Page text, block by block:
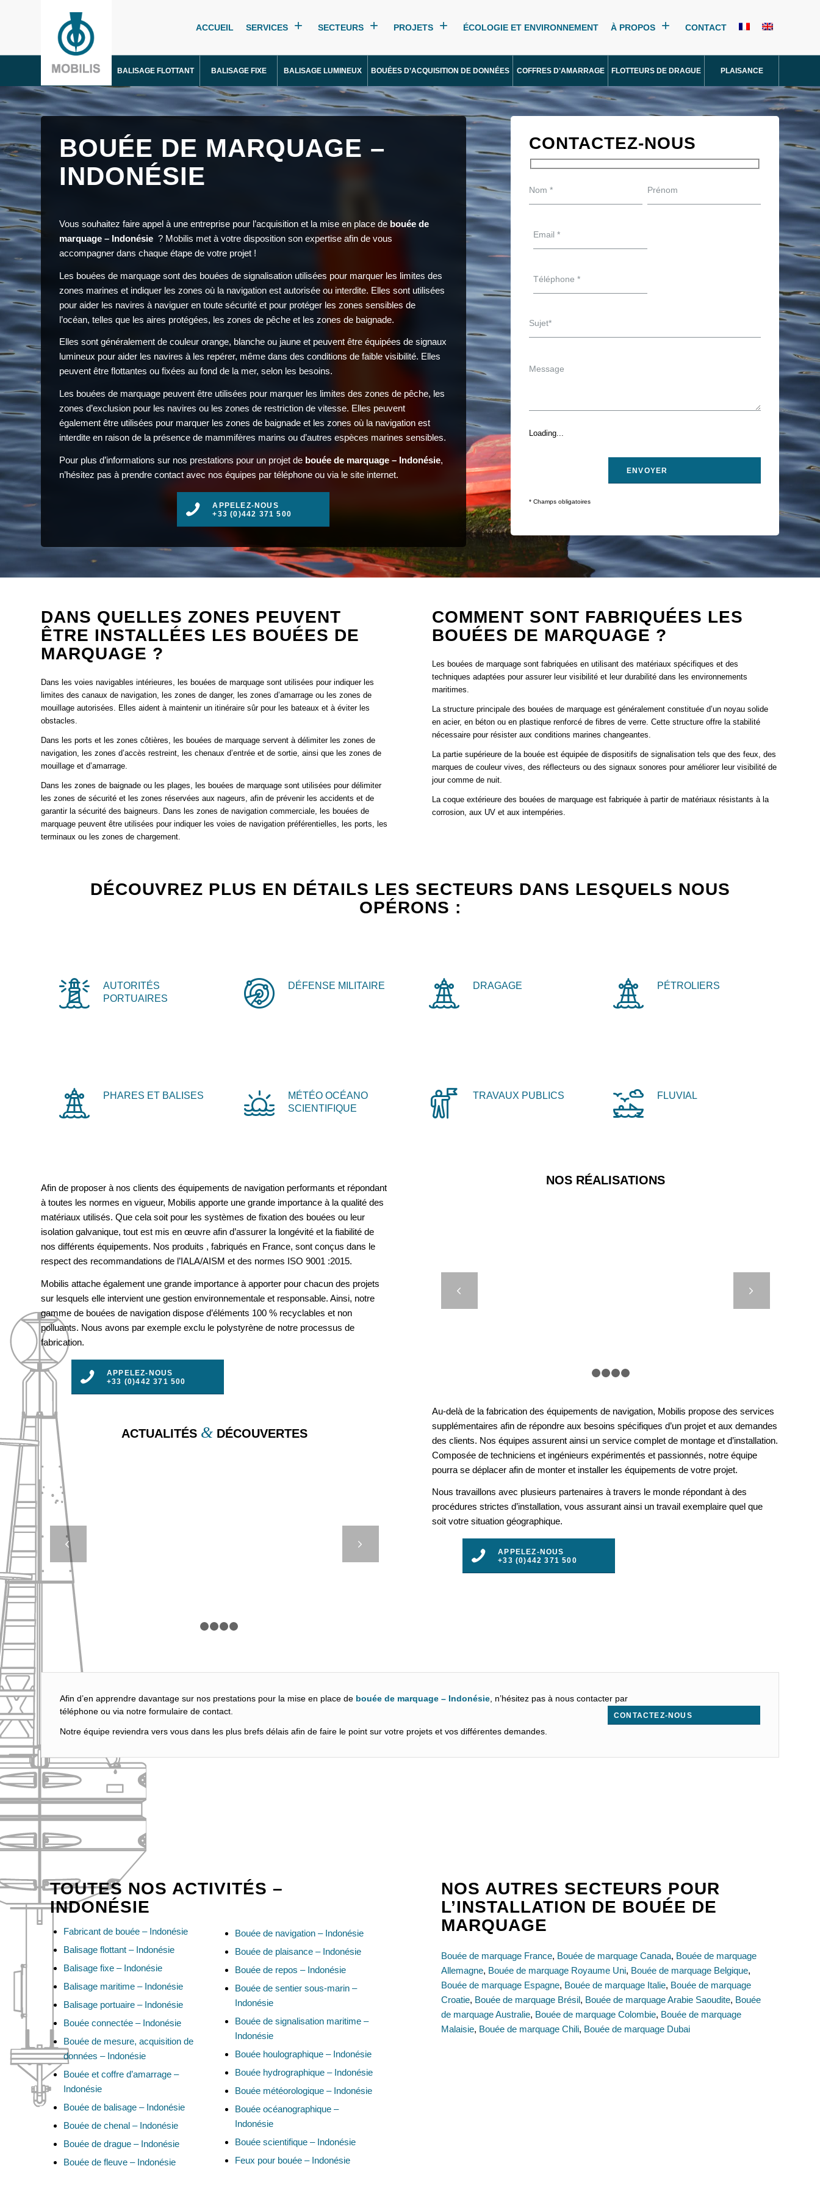
ACCUEIL SERVICES SECTEURS PROJETS ÉCOLOGIE ET ENVIRONNEMENT À PROPOS CONTACT
BALISAGE FLOTTANT BALISAGE FIXE BALISAGE LUMINEUX BOUÉES D’ACQUISITION DE DONNÉES COFFRES D’AMARRAGE FLOTTEURS DE DRAGUE PLAISANCE
BOUÉE DE MARQUAGE –
INDONÉSIE
Vous souhaitez faire appel à une entreprise pour l’acquisition et la mise en place de bouée de
marquage – Indonésie ? Mobilis met à votre disposition son expertise afin de vous
accompagner dans chaque étape de votre projet !
Les bouées de marquage sont des bouées de signalisation utilisées pour marquer les limites des
zones marines et indiquer les zones où la navigation est autorisée ou interdite. Elles sont utilisées
pour aider les navires à naviguer en toute sécurité et pour protéger les zones sensibles de
l’océan, telles que les aires protégées, les zones de pêche et les zones de baignade.
Elles sont généralement de couleur orange, blanche ou jaune et peuvent être équipées de signaux
lumineux pour aider les navires à les repérer, même dans des conditions de faible visibilité. Elles
peuvent être flottantes ou fixées au fond de la mer, selon les besoins.
Les bouées de marquage peuvent être utilisées pour marquer les limites des zones de pêche, les
zones d’exclusion pour les navires ou les zones de restriction de vitesse. Elles peuvent
également être utilisées pour marquer les zones de baignade et les zones où la navigation est
interdite en raison de la présence de mammifères marins ou d’autres espèces marines sensibles.
Pour plus d’informations sur nos prestations pour un projet de bouée de marquage – Indonésie,
n’hésitez pas à prendre contact avec nos équipes par téléphone ou via le site internet.
APPELEZ-NOUS
+33 (0)442 371 500
CONTACTEZ-NOUS
Loading...
* Champs obligatoires
DANS QUELLES ZONES PEUVENT
ÊTRE INSTALLÉES LES BOUÉES DE
MARQUAGE ?
Dans les voies navigables intérieures, les bouées de marquage sont utilisées pour indiquer les
limites des canaux de navigation, les zones de danger, les zones d’amarrage ou les zones de
mouillage autorisées. Elles aident à maintenir un itinéraire sûr pour les bateaux et à éviter les
obstacles.
Dans les ports et les zones côtières, les bouées de marquage servent à délimiter les zones de
navigation, les zones d’accès restreint, les chenaux d’entrée et de sortie, ainsi que les zones de
mouillage et d’amarrage.
Dans les zones de baignade ou les plages, les bouées de marquage sont utilisées pour délimiter
les zones de sécurité et les zones réservées aux nageurs, afin de prévenir les accidents et de
garantir la sécurité des baigneurs. Dans les zones de navigation commerciale, les bouées de
marquage peuvent être utilisées pour indiquer les voies de navigation préférentielles, les ports, les
terminaux ou les zones de chargement.
COMMENT SONT FABRIQUÉES LES
BOUÉES DE MARQUAGE ?
Les bouées de marquage sont fabriquées en utilisant des matériaux spécifiques et des
techniques adaptées pour assurer leur visibilité et leur durabilité dans les environnements
maritimes.
La structure principale des bouées de marquage est généralement constituée d’un noyau solide
en acier, en béton ou en plastique renforcé de fibres de verre. Cette structure offre la stabilité
nécessaire pour résister aux conditions marines changeantes.
La partie supérieure de la bouée est équipée de dispositifs de signalisation tels que des feux, des
marques de couleur vives, des réflecteurs ou des signaux sonores pour améliorer leur visibilité de
jour comme de nuit.
La coque extérieure des bouées de marquage est fabriquée à partir de matériaux résistants à la
corrosion, aux UV et aux intempéries.
DÉCOUVREZ PLUS EN DÉTAILS LES SECTEURS DANS LESQUELS NOUS
OPÉRONS :
AUTORITÉS
PORTUAIRES
DÉFENSE MILITAIRE DRAGAGE PÉTROLIERS
PHARES ET BALISES
MÉTÉO OCÉANO
SCIENTIFIQUE
TRAVAUX PUBLICS FLUVIAL
Afin de proposer à nos clients des équipements de navigation performants et répondant
à toutes les normes en vigueur, Mobilis apporte une grande importance à la qualité des
matériaux utilisés. Que cela soit pour les systèmes de fixation des bouées ou leur
isolation galvanique, tout est mis en œuvre afin d’assurer la longévité et la fiabilité de
nos différents équipements. Nos produits , fabriqués en France, sont conçus dans le
respect des recommandations de l’IALA/AISM et des normes ISO 9001 :2015.
Mobilis attache également une grande importance à apporter pour chacun des projets
sur lesquels elle intervient une gestion environnementale et responsable. Ainsi, notre
gamme de bouées de navigation dispose d’éléments 100 % recyclables et non
polluants. Nous avons par exemple exclu le polystyrène de notre processus de
fabrication.
APPELEZ-NOUS
+33 (0)442 371 500
NOS RÉALISATIONS
Précédent
ACTUALITÉS &DÉCOUVERTES
Au-delà de la fabrication des équipements de navigation, Mobilis propose des services
supplémentaires afin de répondre aux besoins spécifiques d’un projet et aux demandes
des clients. Nos équipes assurent ainsi un service complet de montage et d’installation.
Composée de techniciens et ingénieurs expérimentés et passionnés, notre équipe
pourra se déplacer afin de monter et installer les équipements de votre projet.
Nous travaillons avec plusieurs partenaires à travers le monde répondant à des
procédures strictes d’installation, vous assurant ainsi un travail exemplaire quel que
soit votre situation géographique.
APPELEZ-NOUS
+33 (0)442 371 500
Afin d’en apprendre davantage sur nos prestations pour la mise en place de bouée de marquage – Indonésie , n’hésitez pas à nous contacter par
téléphone ou via notre formulaire de contact.
Notre équipe reviendra vers vous dans les plus brefs délais afin de faire le point sur votre projets et vos différentes demandes.
CONTACTEZ-NOUS
TOUTES NOS ACTIVITÉS –
INDONÉSIE
Fabricant de bouée – Indonésie
Balisage flottant – Indonésie
Balisage fixe – Indonésie
Balisage maritime – Indonésie
Balisage portuaire – Indonésie
Bouée connectée – Indonésie
Bouée de mesure, acquisition de
données – Indonésie
Bouée et coffre d’amarrage –
Indonésie
Bouée de balisage – Indonésie
Bouée de chenal – Indonésie
Bouée de drague – Indonésie
Bouée de fleuve – Indonésie
Bouée de navigation – Indonésie
Bouée de plaisance – Indonésie
Bouée de repos – Indonésie
Bouée de sentier sous-marin –
Indonésie
Bouée de signalisation maritime –
Indonésie
Bouée houlographique – Indonésie
Bouée hydrographique – Indonésie
Bouée météorologique – Indonésie
Bouée océanographique –
Indonésie
Bouée scientifique – Indonésie
Feux pour bouée – Indonésie
NOS AUTRES SECTEURS POUR
L’INSTALLATION DE BOUÉE DE
MARQUAGE
Bouée de marquage France, Bouée de marquage Canada, Bouée de marquage
Allemagne, Bouée de marquage Royaume Uni, Bouée de marquage Belgique,
Bouée de marquage Espagne, Bouée de marquage Italie, Bouée de marquage
Croatie, Bouée de marquage Brésil, Bouée de marquage Arabie Saoudite, Bouée
de marquage Australie, Bouée de marquage Colombie, Bouée de marquage
Malaisie, Bouée de marquage Chili, Bouée de marquage Dubai